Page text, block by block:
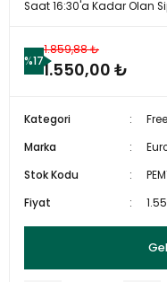
Saat 16:30'a Kadar Olan
%17
1.859,88 ₺
1.550,00 ₺
Kategori
Marka
Stok Kodu
Fiyat